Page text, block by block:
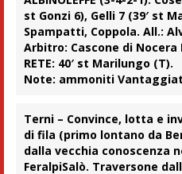
st Gonzi 6), Gelli 7 (39′ st
Spampatti, Coppola. All.:
Arbitro: Cascone di
RETE: 40′ st Marilungo (T).
Note: ammoniti
Terni – Convince, lotta e
di fila (primo lontano da
dalla vecchia conoscenza
FeralpiSalò. Traversone